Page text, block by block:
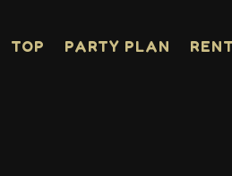
TOP PARTY PLAN